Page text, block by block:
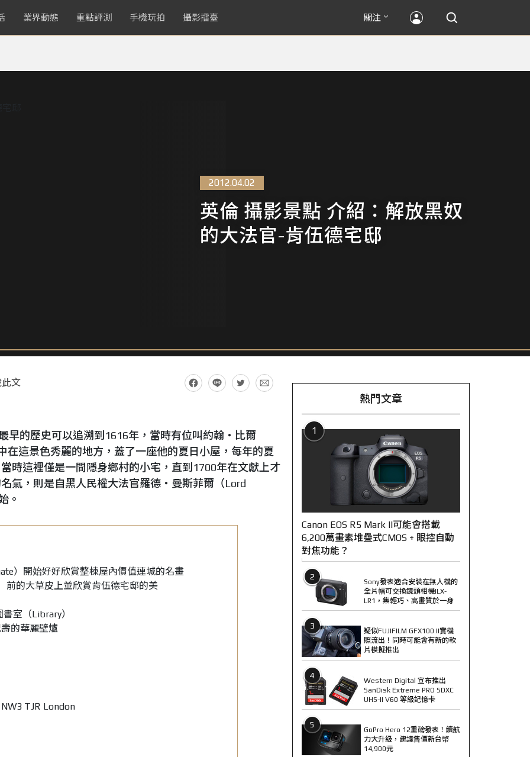
業界動態 重點評測 手機玩拍 攝影擂臺 關注
2012.04.02
英倫 攝影景點 介紹：解放黑奴
的大法官-肯伍德宅邸
文
早的歷史可以追溯到1616年，當時有位叫約翰‧比爾
在這景色秀麗的地方，蓋了一座他的夏日小屋，每年的夏
時這裡僅是一間隱身鄉村的小宅，直到1700年在文獻上才
氣，則是自黑人民權大法官羅德‧曼斯菲爾（Lord
。
）開始好好欣賞整棟屋內價值連城的名畫
前的大草皮上並欣賞肯伍德宅邸的美
室（Library）
的華麗壁爐
TJR London
熱門文章
1
Canon EOS R5 Mark II可能會搭載
6,200萬畫素堆疊式CMOS + 眼控自動
對焦功能？
2
Sony發表適合安裝在無人機的
全片幅可交換鏡頭相機ILX-
LR1，集輕巧、高畫質於一身
3
疑似FUJIFILM GFX100 II實機
照流出！同時可能會有新的軟
片模擬推出
4
Western Digital 宣布推出
SanDisk Extreme PRO SDXC
UHS-II V60 等級記憶卡
5
GoPro Hero 12重磅發表！續航
力大升級，建議售價新台幣
14,900元